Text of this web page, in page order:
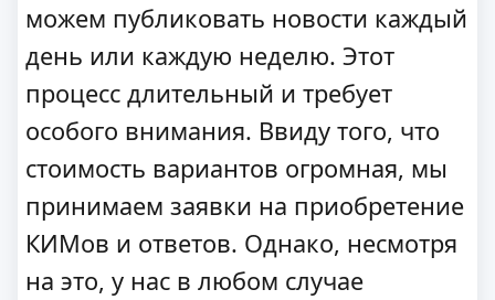
можем публиковать новости каждый
день или каждую неделю. Этот
процесс длительный и требует
особого внимания. Ввиду того, что
стоимость вариантов огромная, мы
принимаем заявки на приобретение
КИМов и ответов. Однако, несмотря
на это, у нас в любом случае